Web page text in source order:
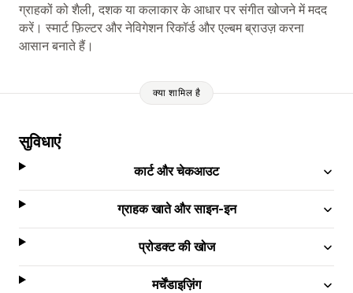
ग्राहकों को शैली, दशक या कलाकार के आधार पर संगीत खोजने में मदद
करें। स्मार्ट फ़िल्टर और नेविगेशन रिकॉर्ड और एल्बम ब्राउज़ करना
आसान बनाते हैं।
क्या शामिल है
सुविधाएं
कार्ट और चेकआउट
ग्राहक खाते और साइन-इन
प्रोडक्ट की खोज
मर्चेंडाइज़िंग